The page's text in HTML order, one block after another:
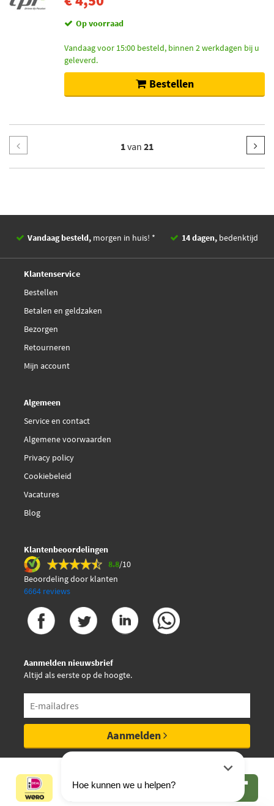
Op voorraad
Vandaag voor 15:00 besteld, binnen 2 werkdagen bij u
geleverd.
Bestellen
1van 21
Vandaag besteld, morgen in huis! * 14 dagen, bedenktijd
Klantenservice
Bestellen
Betalen en geldzaken
Bezorgen
Retourneren
Mijn account
Algemeen
Service en contact
Algemene voorwaarden
Privacy policy
Cookiebeleid
Vacatures
Blog
Klantenbeoordelingen
8.8/10
Beoordeling door klanten
6664 reviews
Aanmelden nieuwsbrief
Altijd als eerste op de hoogte.
Aanmelden